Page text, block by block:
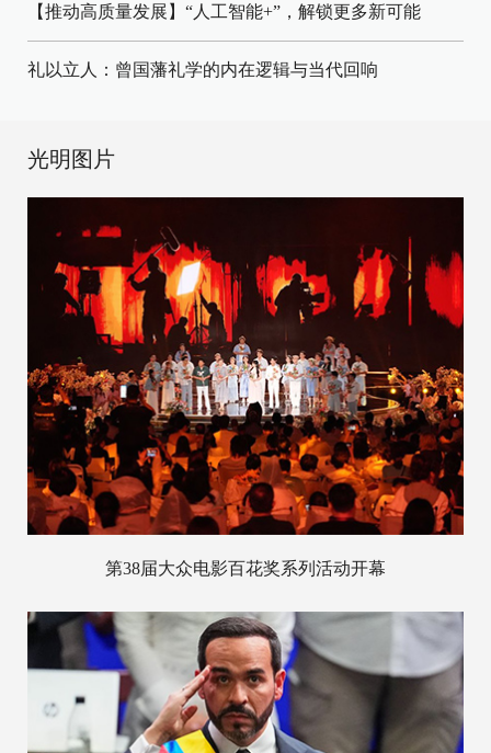
【推动高质量发展】“人工智能+”，解锁更多新可能
礼以立人：曾国藩礼学的内在逻辑与当代回响
光明图片
第38届大众电影百花奖系列活动开幕